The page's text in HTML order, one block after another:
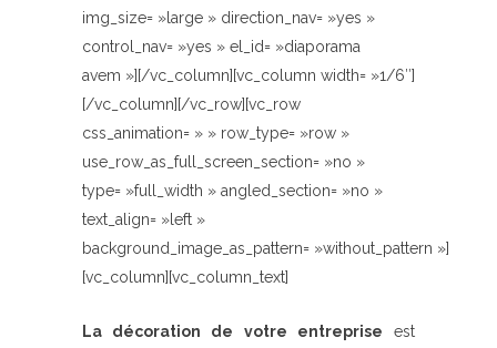
img_size= »large » direction_nav= »yes »
control_nav= »yes » el_id= »diaporama
avem »][/vc_column][vc_column width= »1/6″]
[/vc_column][/vc_row][vc_row
css_animation= » » row_type= »row »
use_row_as_full_screen_section= »no »
type= »full_width » angled_section= »no »
text_align= »left »
background_image_as_pattern= »without_pattern »]
[vc_column][vc_column_text]
La décoration de votre entreprise est